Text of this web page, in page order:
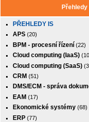
Přehledy
PŘEHLEDY IS
APS (20)
BPM - procesní řízení (22)
Cloud computing (IaaS)
Cloud computing (SaaS)
CRM (51)
DMS/ECM - správa
EAM (17)
Ekonomické systémy (68)
ERP (77)